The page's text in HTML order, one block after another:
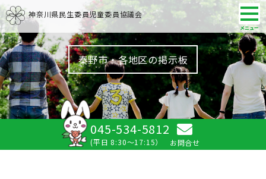
神奈川県民生委員児童委員協議会
秦野市・各地区の掲示板
045-534-5812
(平日 8:30～17:15） お問合せ